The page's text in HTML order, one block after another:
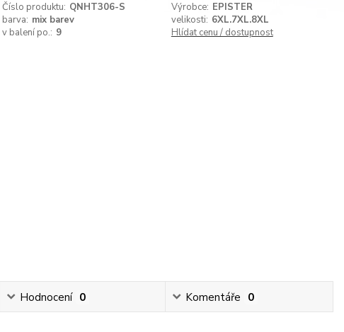
Číslo produktu: QNHT306-S Výrobce: EPISTER
barva: mix barev velikosti: 6XL.7XL.8XL
v balení po.: 9 Hlídat cenu / dostupnost
Hodnocení 0 Komentáře 0